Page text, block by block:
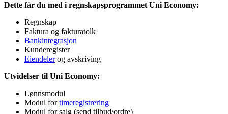
Dette får du med i regnskapsprogrammet Uni Economy:
Regnskap
Faktura og fakturatolk
Bankintegrasjon
Kunderegister
Eiendelerog avskriving
Utvidelser til Uni Economy:
Lønnsmodul
Modul fortimeregistrering
Modul for salg (send tilbud/ordre)